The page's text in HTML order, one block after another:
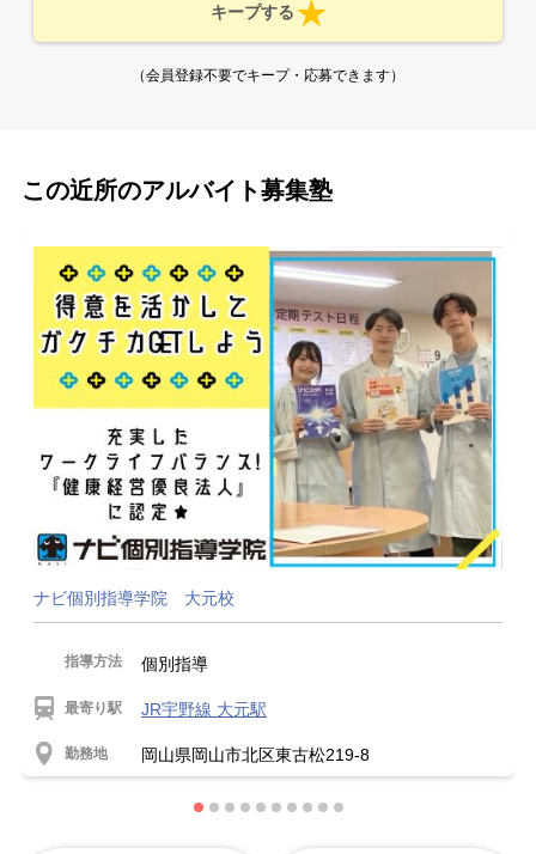
キープする
（会員登録不要でキープ・応募できます）
この近所のアルバイト募集塾
ナビ個別指導学院 大元校
指導方法 個別指導
最寄り駅 JR宇野線 大元駅
勤務地 岡山県岡山市北区東古松219-8